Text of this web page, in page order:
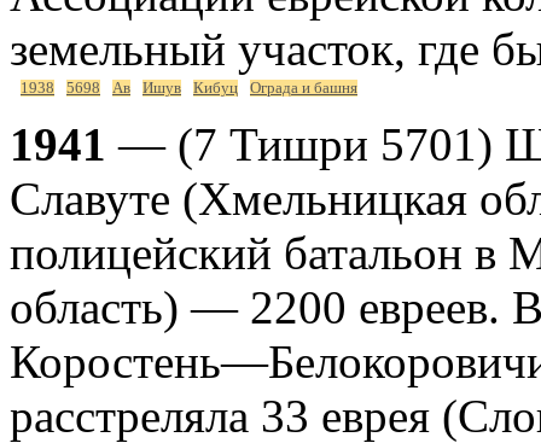
земельный участок, где
1938 5698 Ав Ишув Кибуц Ограда и башня
1941 — (7 Тишри 5701)
Славуте (Хмельницкая
полицейский батальон в
область) — 2200 евреев.
расстреляла 33 еврея